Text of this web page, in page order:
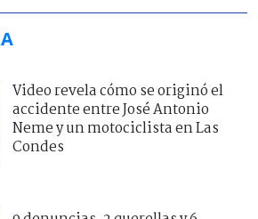
Video revela cómo se originó el
accidente entre José Antonio
Neme y un motociclista en Las
Condes